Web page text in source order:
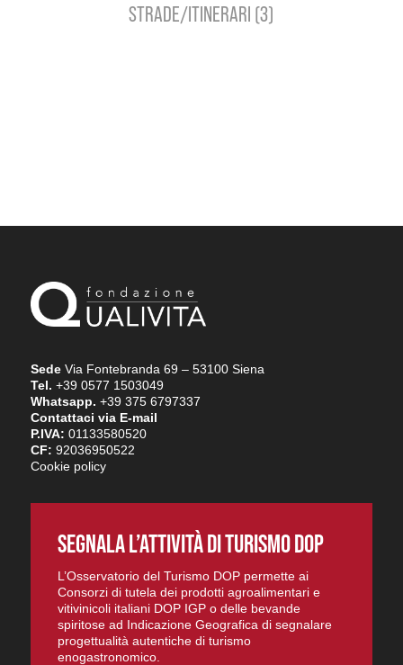
STRADE/ITINERARI (3)
SedeVia Fontebranda 69 – 53100 Siena
Tel. +39 0577 1503049
Whatsapp. +39 375 6797337
Contattaci via E-mail
P.IVA: 01133580520
CF: 92036950522
Cookie policy
SEGNALA L’ATTIVITÀ DI TURISMO DOP
L’Osservatorio del Turismo DOP permette ai
Consorzi di tutela dei prodotti agroalimentari e
vitivinicoli italiani DOP IGP o delle bevande
spiritose ad Indicazione Geografica di segnalare
progettualità autentiche di turismo
enogastronomico.